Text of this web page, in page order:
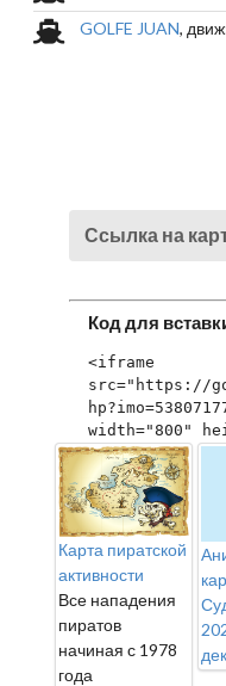
GOLFE JUAN,
Ссылка на
Код для
<iframe
src="https://
width="800"
Карта пиратской
активности
Все нападения
пиратов
начиная с 1978
года